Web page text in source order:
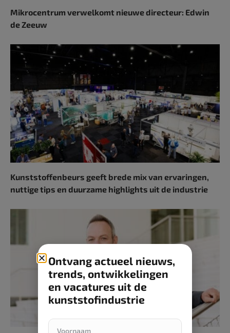
Mikrocentrum verwelkomt nieuwe directeur: Edwin
de Zeeuw
Kunststoffenbeurs geeft brede mix van ervaringen,
nuttige tips en duurzame highlights uit de industrie
Ontvang actueel nieuws,
trends, ontwikkelingen
en vacatures uit de
kunststofindustrie